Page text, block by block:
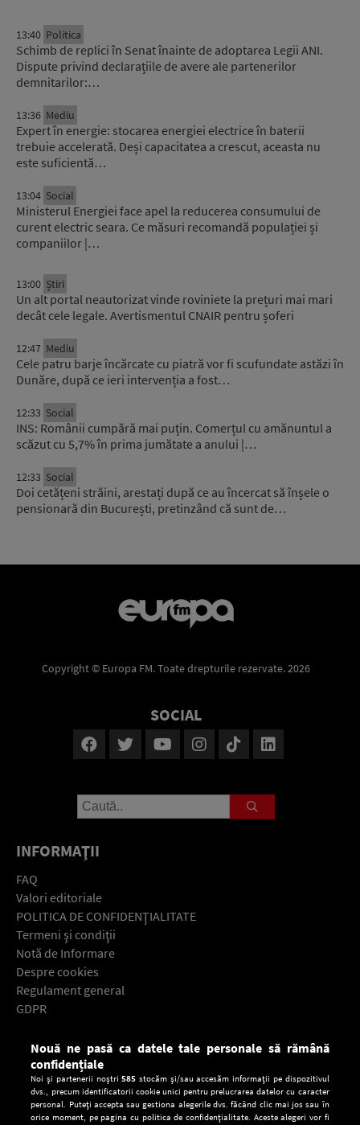
13:40 Politica
Schimb de replici în Senat înainte de adoptarea Legii ANI.
Dispute privind declarațiile de avere ale partenerilor
demnitarilor:…
13:36 Mediu
Expert în energie: stocarea energiei electrice în baterii
trebuie accelerată. Deși capacitatea a crescut, aceasta nu
este suficientă…
13:04 Social
Ministerul Energiei face apel la reducerea consumului de
curent electric seara. Ce măsuri recomandă populației și
companiilor |…
13:00 Știri
Un alt portal neautorizat vinde roviniete la prețuri mai mari
decât cele legale. Avertismentul CNAIR pentru șoferi
12:47 Mediu
Cele patru barje încărcate cu piatră vor fi scufundate astăzi în
Dunăre, după ce ieri intervenția a fost…
12:33 Social
INS: Românii cumpără mai puțin. Comerțul cu amănuntul a
scăzut cu 5,7% în prima jumătate a anului |…
12:33 Social
Doi cetățeni străini, arestați după ce au încercat să înșele o
pensionară din București, pretinzând că sunt de…
Copyright © Europa FM. Toate drepturile rezervate. 2026
SOCIAL
INFORMAŢII
FAQ
Valori editoriale
POLITICA DE CONFIDENŢIALITATE
Termeni şi condiţii
Notă de Informare
Despre cookies
Regulament general
GDPR
Descarcă gratuit aplicaţia Europa FM pentru smartphone:
Nouă ne pasă ca datele tale personale să rămână
confidențiale
Noi și partenerii noștri585 stocăm și/sau accesăm informații pe dispozitivul
dvs., precum identificatorii cookie unici pentru prelucrarea datelor cu caracter
personal. Puteți accepta sau gestiona alegerile dvs. făcând clic mai jos sau în
orice moment, pe pagina cu politica de confidențialitate. Aceste alegeri vor fi